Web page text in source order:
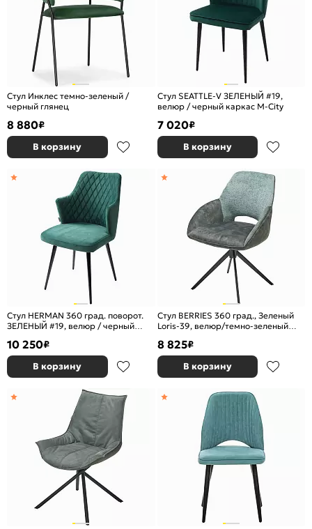
Стул Инклес темно-зеленый /
черный глянец
8 880₽
В корзину
Стул SEATTLE-V ЗЕЛЕНЫЙ #19,
велюр / черный каркас М-City
7 020₽
В корзину
Стул HERMAN 360 град. поворот.
ЗЕЛЕНЫЙ #19, велюр / черный
10 250₽
В корзину
Стул BERRIES 360 град., Зеленый
Loris-39, велюр/темно-зеленый
DISAUR
8 825₽
В корзину